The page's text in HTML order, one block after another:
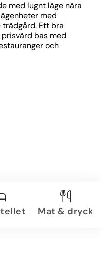
med lugnt läge nära
med
trädgård. Ett bra
bas med
och
Mat & dryck